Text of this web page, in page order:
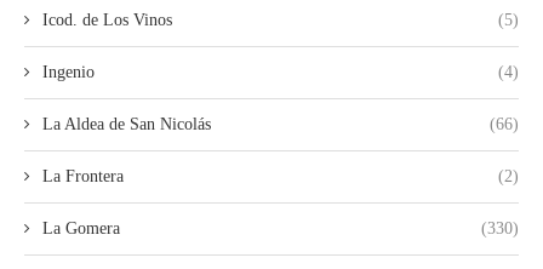
Icod. de Los Vinos (5)
Ingenio (4)
La Aldea de San Nicolás (66)
La Frontera (2)
La Gomera (330)